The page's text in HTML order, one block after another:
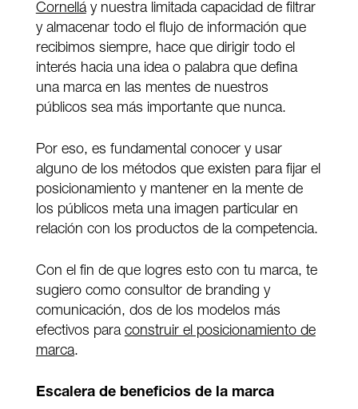
Cornelláy nuestra limitada capacidad de filtrar
y almacenar todo el flujo de información que
recibimos siempre, hace que dirigir todo el
interés hacia una idea o palabra que defina
una marca en las mentes de nuestros
públicos sea más importante que nunca.
Por eso, es fundamental conocer y usar
alguno de los métodos que existen para fijar el
posicionamiento y mantener en la mente de
los públicos meta una imagen particular en
relación con los productos de la competencia.
Con el fin de que logres esto con tu marca, te
sugiero como consultor de branding y
comunicación, dos de los modelos más
efectivos para construir el posicionamiento de
marca.
Escalera de beneficios de la marca